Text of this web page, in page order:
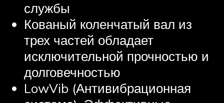
службы
Кованый коленчатый вал из
трех частей обладает
исключительной прочностью и
долговечностью
LowVib (Антивибрационная